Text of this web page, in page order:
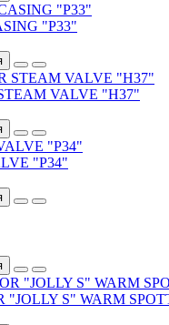
"P33"
VALVE "H37"
"P34"
S" WARM